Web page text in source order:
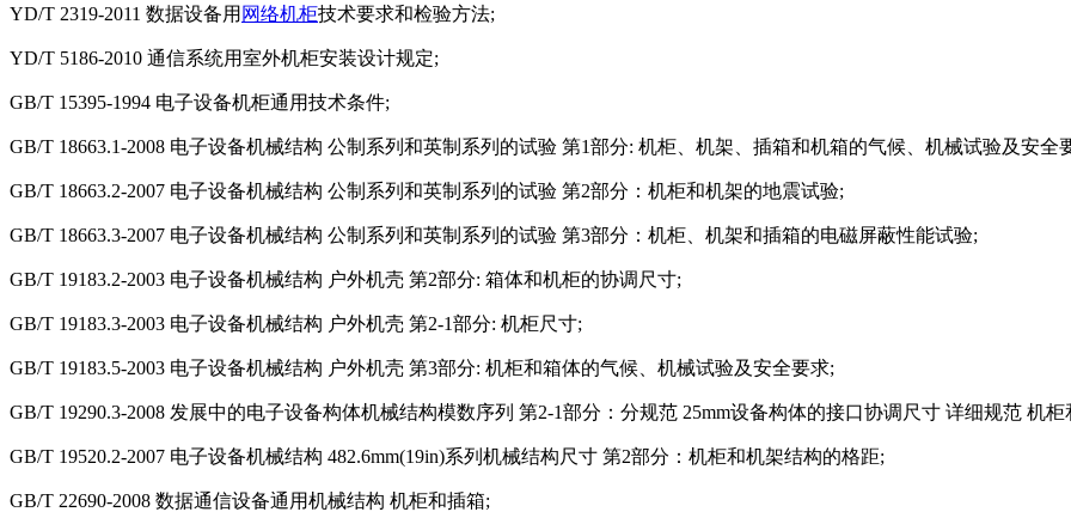
YD/T 2319-2011 数据设备用 网络机柜技术要求和检验方法;
YD/T 5186-2010 通信系统用室外机柜安装设计规定;
GB/T 15395-1994 电子设备机柜通用技术条件;
GB/T 18663.1-2008 电子设备机械结构 公制系列和英制系列的试验 第1部分: 机柜、机架、插箱和机箱的气候、机械试验及安全
GB/T 18663.2-2007 电子设备机械结构 公制系列和英制系列的试验 第2部分：机柜和机架的地震试验;
GB/T 18663.3-2007 电子设备机械结构 公制系列和英制系列的试验 第3部分：机柜、机架和插箱的电磁屏蔽性能试验;
GB/T 19183.2-2003 电子设备机械结构 户外机壳 第2部分: 箱体和机柜的协调尺寸;
GB/T 19183.3-2003 电子设备机械结构 户外机壳 第2-1部分: 机柜尺寸;
GB/T 19183.5-2003 电子设备机械结构 户外机壳 第3部分: 机柜和箱体的气候、机械试验及安全要求;
GB/T 19290.3-2008 发展中的电子设备构体机械结构模数序列 第2-1部分：分规范 25mm设备构体的接口协调尺寸 详细规范 机
GB/T 19520.2-2007 电子设备机械结构 482.6mm(19in)系列机械结构尺寸 第2部分：机柜和机架结构的格距;
GB/T 22690-2008 数据通信设备通用机械结构 机柜和插箱;